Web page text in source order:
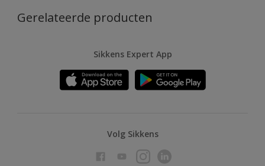
Gerelateerde producten
Sikkens Expert App
Volg Sikkens